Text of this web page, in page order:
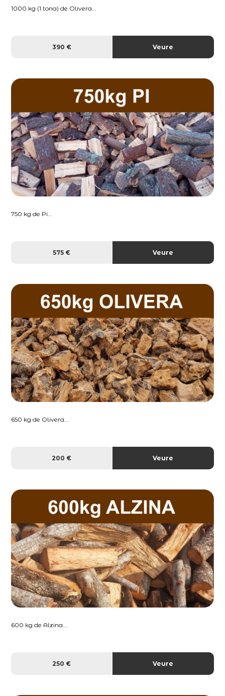
1000 kg (1 tona) de Olivera...
390 € Veure
750 kg de Pi...
575 € Veure
650 kg de Olivera...
200 € Veure
600 kg de Alzina...
250 € Veure